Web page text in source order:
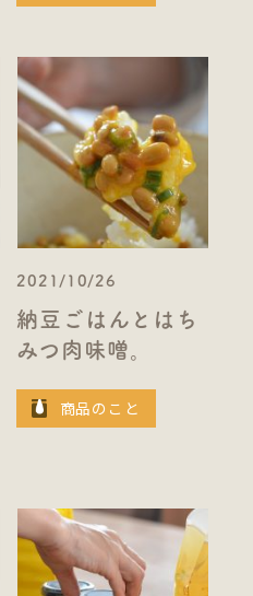
2021/10/26
納豆ごはんとはち
みつ肉味噌。
商品のこと